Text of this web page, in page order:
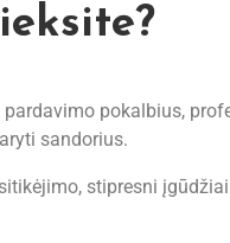
pokalbius,
sandorius.
stipresni